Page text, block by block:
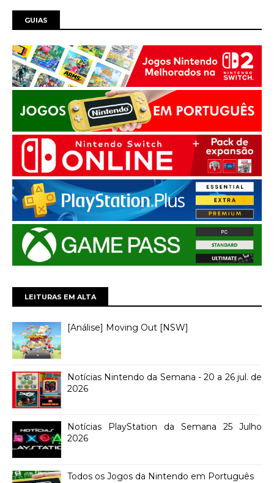
GUIAS
LEITURAS EM ALTA
[Análise] Moving Out [NSW]
Notícias Nintendo da Semana - 20 a 26 jul. de
2026
Notícias PlayStation da Semana 25 Julho
2026
Todos os Jogos da Nintendo em Português